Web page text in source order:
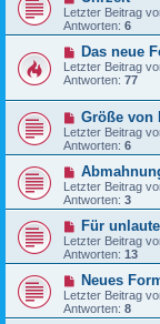
Letzter Beitrag
Antworten: 6
Das neue
Letzter Beitrag
Antworten: 77
Größe von
Letzter Beitrag
Antworten: 6
Letzter Beitrag
Antworten: 3
Für
Letzter Beitrag
Antworten: 13
Neues
Letzter Beitrag
Antworten: 8